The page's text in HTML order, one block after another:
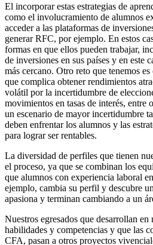
El incorporar estas estrategias de
como el involucramiento de alumnos
acceder a las plataformas de
generar RFC, por ejemplo. En estos
formas en que ellos pueden trabajar,
de inversiones en sus países y en este
más cercano. Otro reto que tenemos
que complica obtener rendimientos
volátil por la incertidumbre de
movimientos en tasas de interés, entre
un escenario de mayor incertidumbre
deben enfrentar los alumnos y las
para lograr ser rentables.
La diversidad de perfiles que tienen
el proceso, ya que se combinan los
que alumnos con experiencia laboral
ejemplo, cambia su perfil y descubre
apasiona y terminan cambiando a un
Nuestros egresados que desarrollan en
habilidades y competencias y que las
CFA, pasan a otros proyectos